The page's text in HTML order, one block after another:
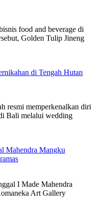
food and beverage di
Golden Tulip Jineng
di Tengah Hutan
resmi memperkenalkan diri
Bali melalui wedding
Mahendra Mangku
I Made Mahendra
Art Gallery